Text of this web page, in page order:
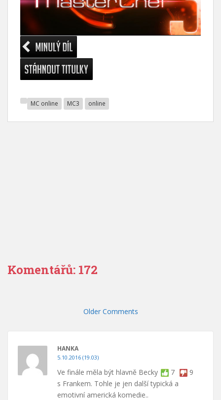
MC online MC3 online
Komentářů: 172
Older Comments
HANKA
5.10.2016 (19.03)
7 9
Ve finále měla být hlavně Becky
s Frankem. Tohle je jen další typická a
emotivní americká komedie..